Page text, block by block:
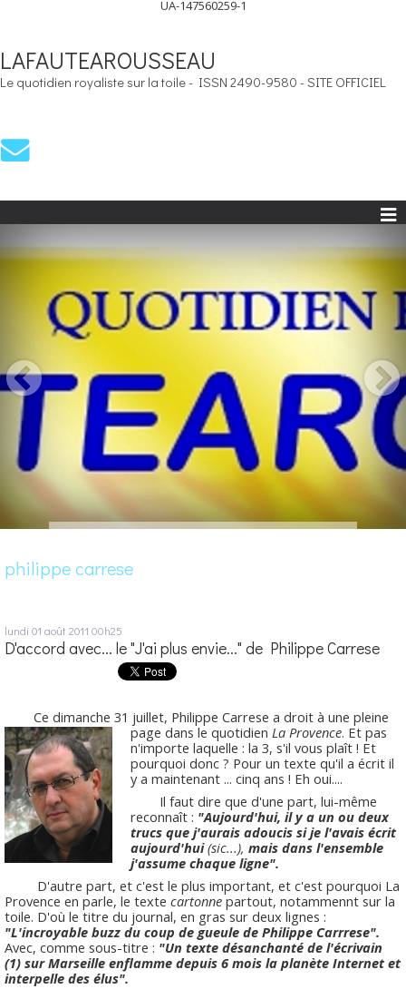
UA-147560259-1
LAFAUTEAROUSSEAU
Le quotidien royaliste sur la toile - ISSN 2490-9580 - SITE OFFICIEL
philippe carrese
lundi 01 août 2011 00h25
D'accord avec... le "J'ai plus envie..." de Philippe Carrese
Ce dimanche 31 juillet, Philippe Carrese a droit à une pleine
page dans le quotidien La Provence. Et pas
n'importe laquelle : la 3, s'il vous plaît ! Et
pourquoi donc ? Pour un texte qu'il a écrit il
y a maintenant ... cinq ans ! Eh oui....
Il faut dire que d'une part, lui-même
reconnaît : "Aujourd'hui, il y a un ou deux
trucs que j'aurais adoucis si je l'avais écrit
aujourd'hui(sic...), mais dans l'ensemble
j'assume chaque ligne".
D'autre part, et c'est le plus important, et c'est pourquoi La
Provence en parle, le texte cartonnepartout, notammennt sur la
toile. D'où le titre du journal, en gras sur deux lignes :
"L'incroyable buzz du coup de gueule de Philippe Carrrese".
Avec, comme sous-titre : "Un texte désanchanté de l'écrivain
(1) sur Marseille enflamme depuis 6 mois la planète Internet et
interpelle des élus".